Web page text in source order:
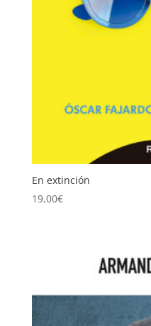
En extinción
19,00€